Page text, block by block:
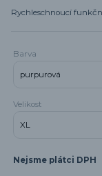
Rychleschnoucí
Barva
Velikost
Nejsme plátci DPH